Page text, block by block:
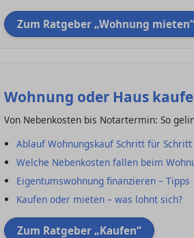
Zum Ratgeber „Wohnung mieten“
Wohnung oder Haus
Von Nebenkosten bis Notartermin: So
Ablauf Wohnungskauf Schritt für Schritt
Welche Nebenkosten fallen beim
Eigentumswohnung finanzieren – Tipps
Kaufen oder mieten – was lohnt sich?
Zum Ratgeber „Kaufen“